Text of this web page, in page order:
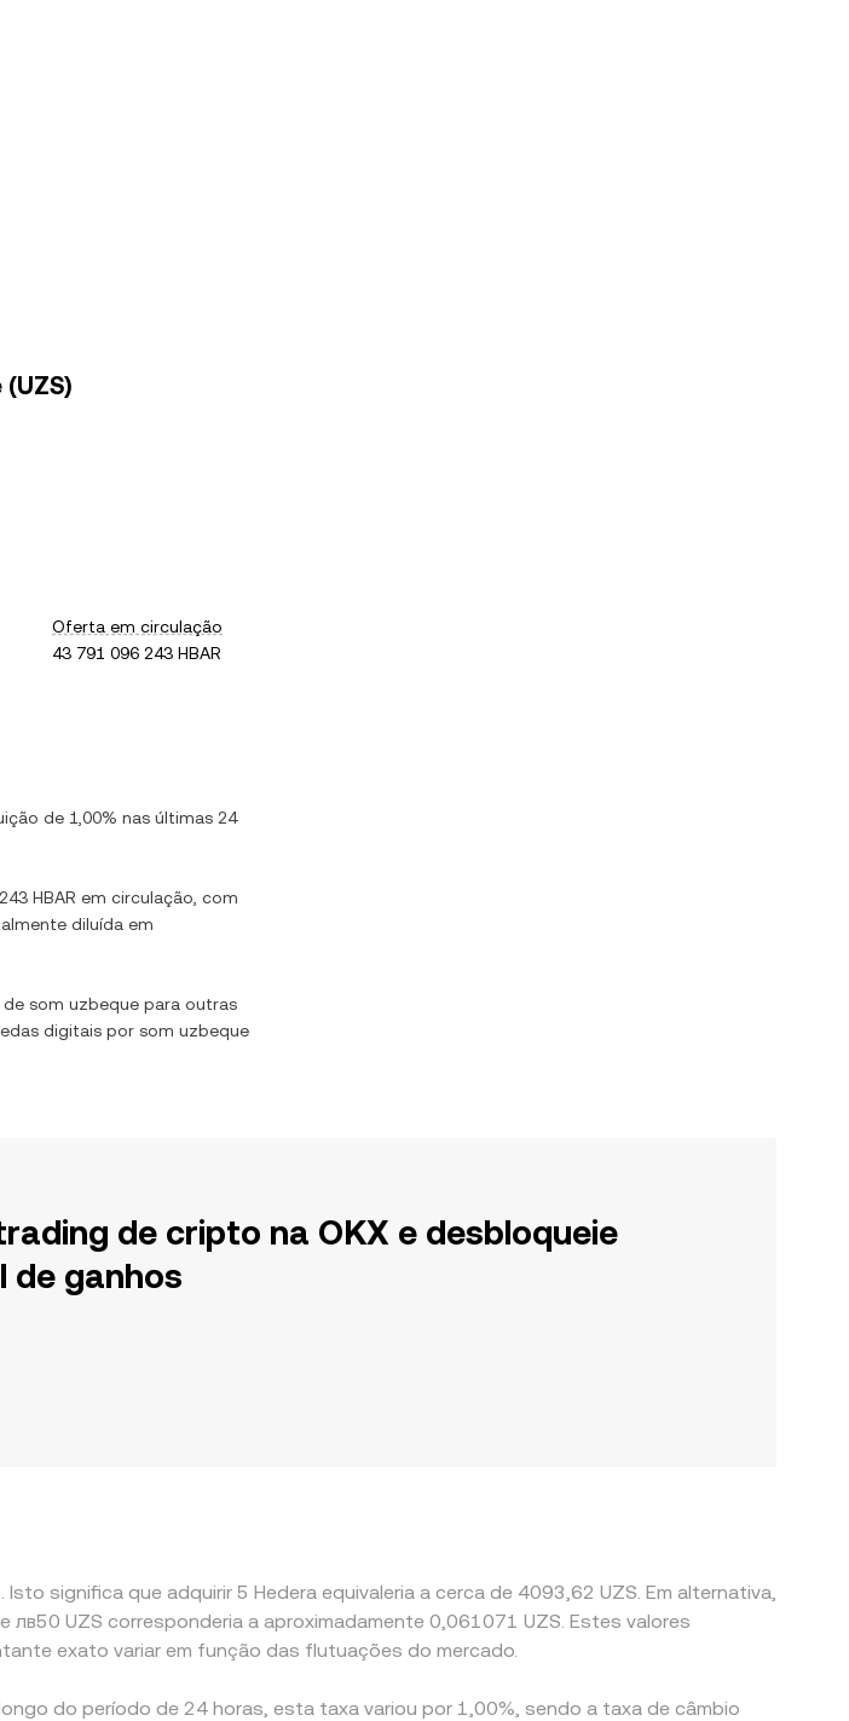
Oferta em circulação
43 791 096 243 HBAR
de 1,00% nas últimas 24
HBAR em circulação, com
diluída em
de som uzbeque para outras
digitais por som uzbeque
de cripto na OKX e desbloqueie
de ganhos
significa que adquirir 5 Hedera equivaleria a cerca de 4093,62 UZS. Em alternativa,
UZS corresponderia a aproximadamente 0,061071 UZS. Estes valores
exato variar em função das flutuações do mercado.
do período de 24 horas, esta taxa variou por 1,00%, sendo a taxa de câmbio